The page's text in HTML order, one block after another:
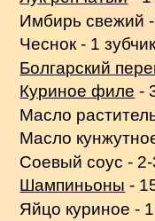
Имбирь свежий -
Чеснок - 1
Болгарский
Куриное филе -
Масло
Масло
Соевый соус - 2-
Шампиньоны -
Яйцо куриное -